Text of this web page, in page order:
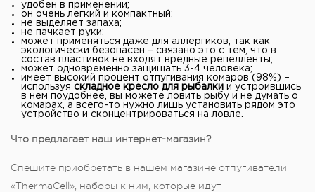
удобен в применении;
он очень легкий и компактный;
не выделяет запаха;
не пачкает руки;
может применяться даже для аллергиков, так как
экологически безопасен – связано это с тем, что в
состав пластинок не входят вредные репелленты;
может одновременно защищать 3-4 человека;
имеет высокий процент отпугивания комаров (98%) –
используя складное кресло для рыбалки и устроившись
в нем поудобнее, вы можете ловить рыбу и не думать о
комарах, а всего-то нужно лишь установить рядом это
устройство и сконцентрироваться на ловле.
Что предлагает наш интернет-магазин?
Спешите приобретать в нашем магазине отпугиватели
«ThermaCell», наборы к ним, которые идут